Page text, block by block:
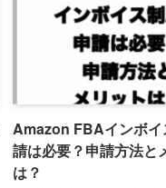
Amazon FBAインボイ
請は必要？申請方法と
は？